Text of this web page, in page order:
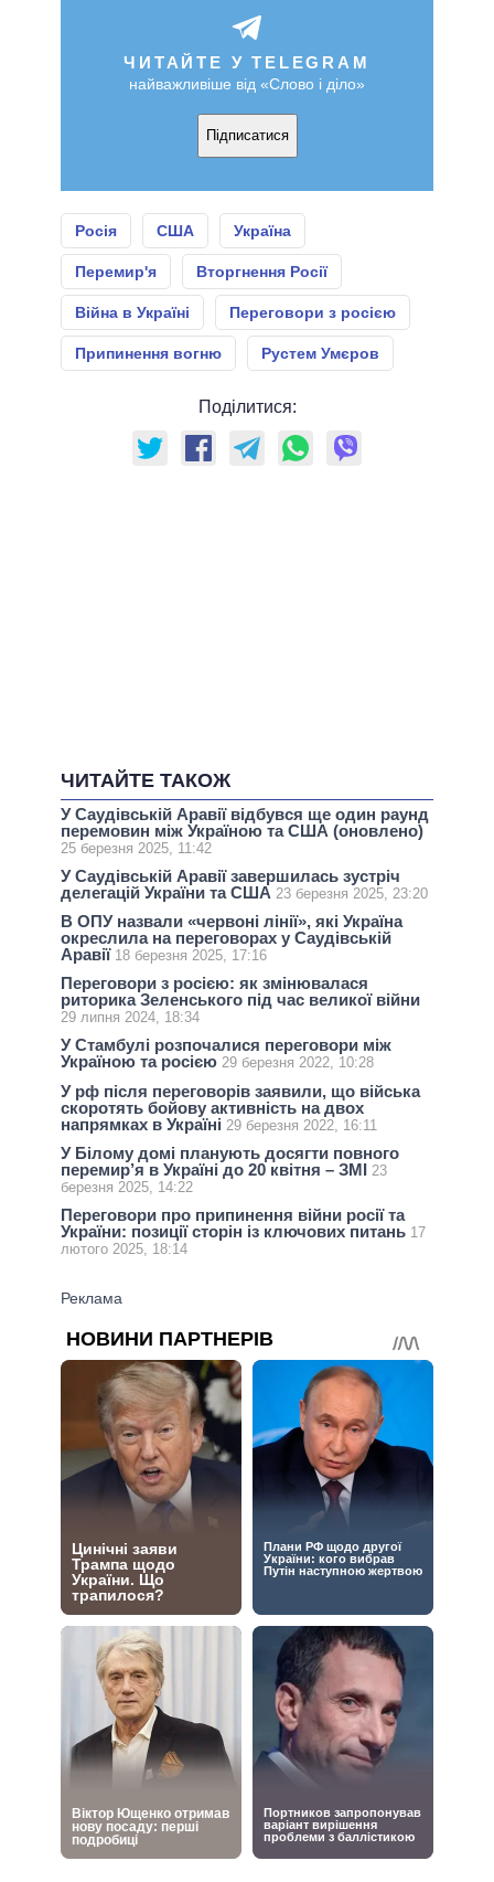
ЧИТАЙТЕ У TELEGRAM
найважливіше від «Слово і діло»
Підписатися
Росія США Україна
Перемир'я Вторгнення Росії
Війна в Україні Переговори з росією
Припинення вогню Рустем Умєров
Поділитися:
ЧИТАЙТЕ ТАКОЖ
У Саудівській Аравії відбувся ще один раунд
перемовин між Україною та США (оновлено)
25 березня 2025, 11:42
У Саудівській Аравії завершилась зустріч
делегацій України та США 23 березня 2025, 23:20
В ОПУ назвали «червоні лінії», які Україна
окреслила на переговорах у Саудівській
Аравії 18 березня 2025, 17:16
Переговори з росією: як змінювалася
риторика Зеленського під час великої війни
29 липня 2024, 18:34
У Стамбулі розпочалися переговори між
Україною та росією 29 березня 2022, 10:28
У рф після переговорів заявили, що війська
скоротять бойову активність на двох
напрямках в Україні 29 березня 2022, 16:11
У Білому домі планують досягти повного
перемир’я в Україні до 20 квітня – ЗМІ 23
березня 2025, 14:22
Переговори про припинення війни росії та
України: позиції сторін із ключових питань 17
лютого 2025, 18:14